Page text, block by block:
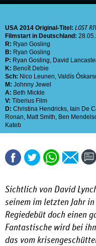
USA 2014 Original-Titel: LOST
Filmstart in Deutschland:
R: Ryan Gosling
B: Ryan Gosling
P: Ryan Gosling, David
K: Benoît Debie
Sch: Nico Leunen, Valdís
M: Johnny Jewel
A: Beth Mickle
V: Tiberius Film
D: Christina Hendricks, Iain De
Ronan, Matt Smith, Ben
Kateb
Sichtlich von David
seinem im letzten Jahr
Regiedebüt doch einen
Fantastische wird bei
das vom